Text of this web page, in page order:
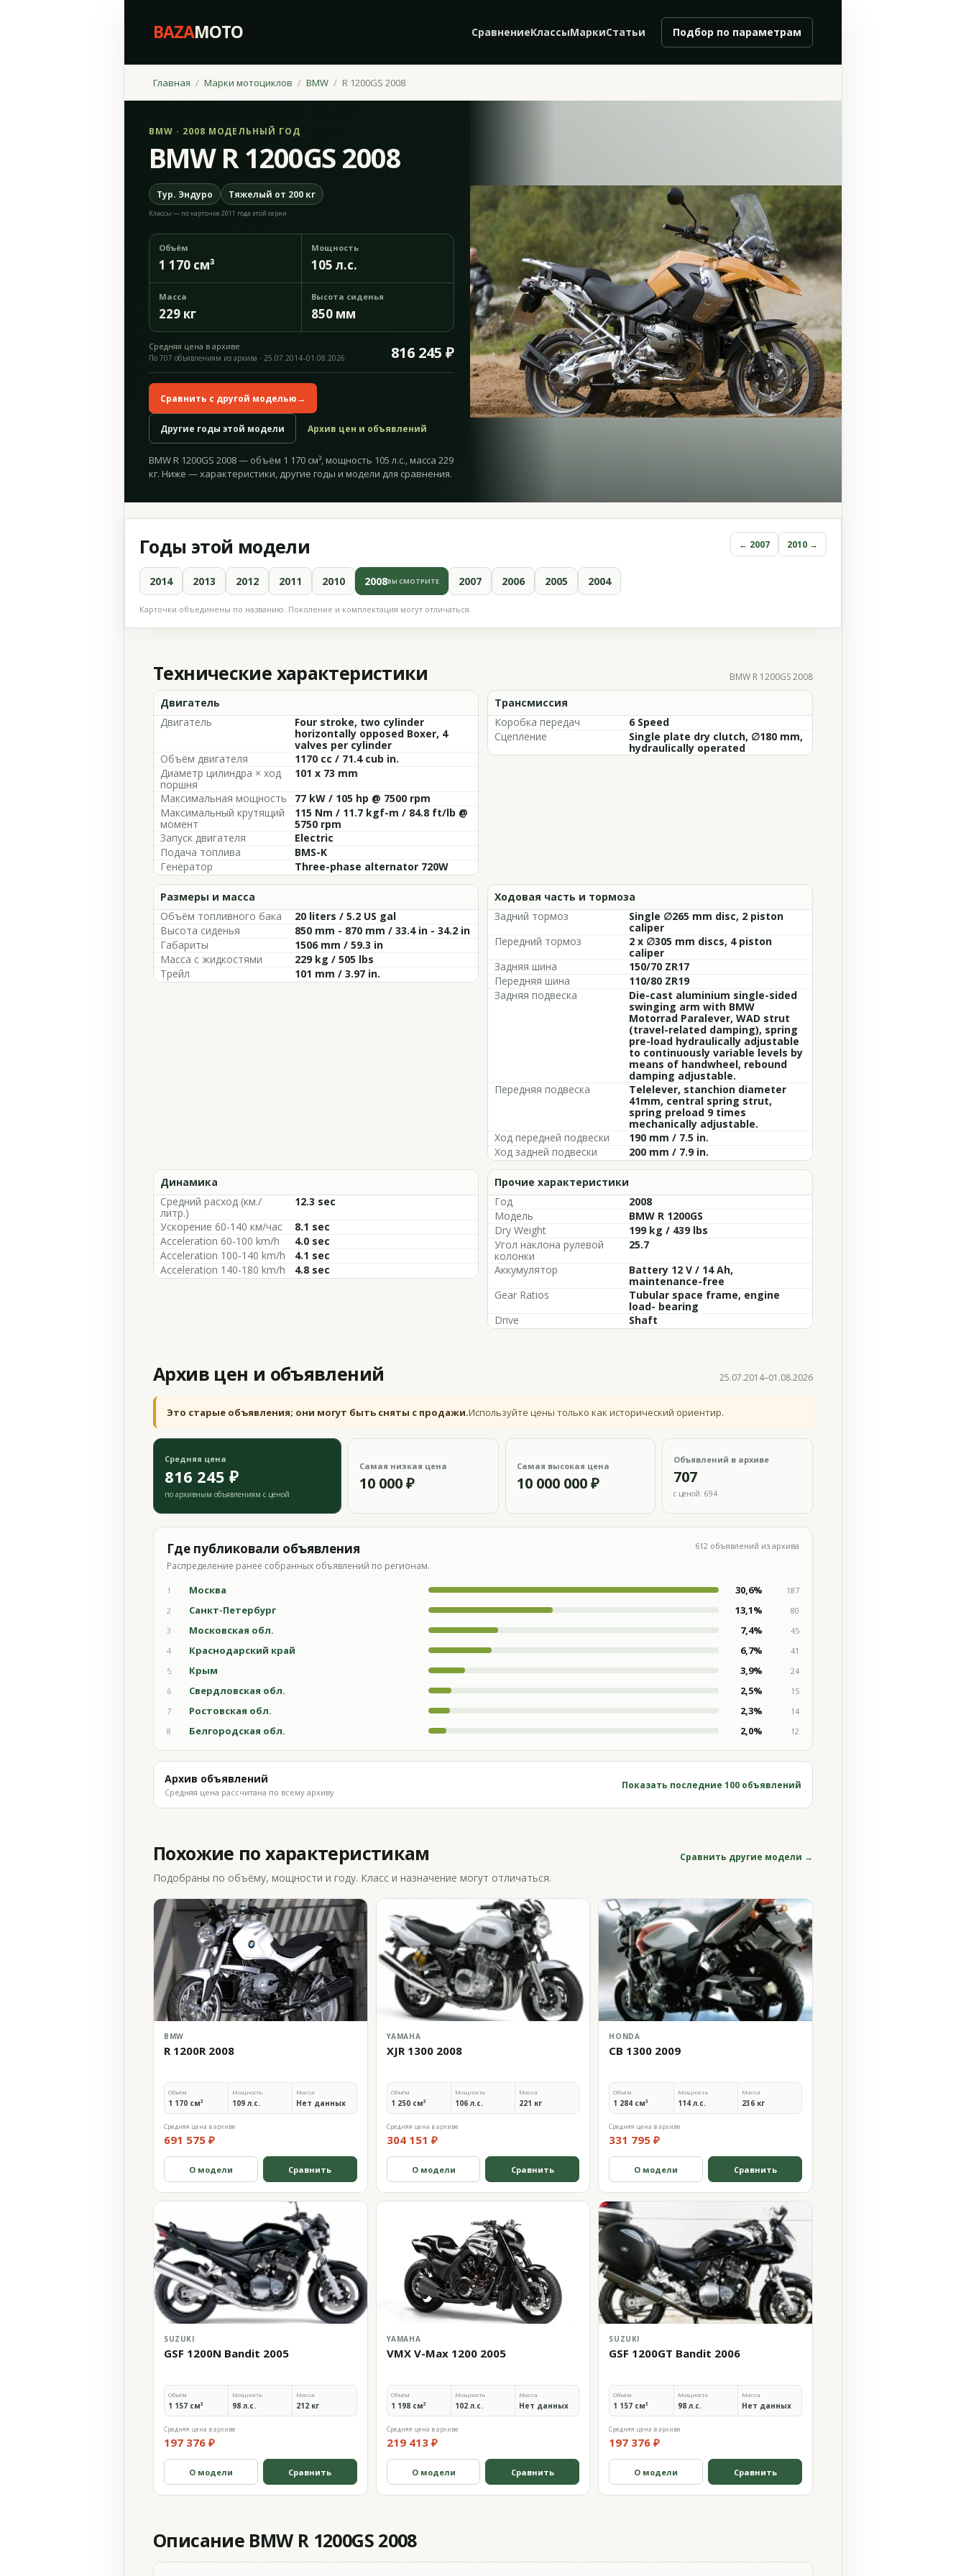
BAZAMOTO СравнениеКлассыМаркиСтатьи Подбор по параметрам
Главная Марки мотоциклов BMW R 1200GS 2008
BMW · 2008 МОДЕЛЬНЫЙ ГОД
BMW R 1200GS 2008
Тур. Эндуро Тяжелый от 200 кг
Классы — по карточке 2011 года этой серии
Объём
1 170 см³
Мощность
105 л.с.
Масса
229 кг
Высота сиденья
850 мм
Средняя цена в архиве 816 245 ₽
По 707 объявлениям из архива · 25.07.2014–01.08.2026
Сравнить с другой моделью→
Другие годы этой модели Архив цен и объявлений
BMW R 1200GS 2008 — объём 1 170 см³, мощность 105 л.с., масса 229
кг. Ниже — характеристики, другие годы и модели для сравнения.
Годы этой модели ← 2007 2010 →
2014 2013 2012 2011 2010 2008ВЫ СМОТРИТЕ 2007 2006 2005 2004
Карточки объединены по названию. Поколение и комплектация могут отличаться.
Технические характеристики BMW R 1200GS 2008
Двигатель
Двигатель
Four stroke, two cylinder
horizontally opposed Boxer, 4
valves per cylinder
Объём двигателя
1170 cc / 71.4 cub in.
Диаметр цилиндра × ход
поршня
101 x 73 mm
Максимальная мощность
77 kW / 105 hp @ 7500 rpm
Максимальный крутящий
момент
115 Nm / 11.7 kgf-m / 84.8 ft/lb @
5750 rpm
Запуск двигателя
Electric
Подача топлива
BMS-K
Генератор
Three-phase alternator 720W
Трансмиссия
Коробка передач
6 Speed
Сцепление
Single plate dry clutch, ∅180 mm,
hydraulically operated
Размеры и масса
Объём топливного бака
20 liters / 5.2 US gal
Высота сиденья
850 mm - 870 mm / 33.4 in - 34.2 in
Габариты
1506 mm / 59.3 in
Масса с жидкостями
229 kg / 505 lbs
Трейл
101 mm / 3.97 in.
Ходовая часть и тормоза
Задний тормоз
Single ∅265 mm disc, 2 piston
caliper
Передний тормоз
2 x ∅305 mm discs, 4 piston
caliper
Задняя шина
150/70 ZR17
Передняя шина
110/80 ZR19
Задняя подвеска
Die-cast aluminium single-sided
swinging arm with BMW
Motorrad Paralever, WAD strut
(travel-related damping), spring
pre-load hydraulically adjustable
to continuously variable levels by
means of handwheel, rebound
damping adjustable.
Передняя подвеска
Telelever, stanchion diameter
41mm, central spring strut,
spring preload 9 times
mechanically adjustable.
Ход передней подвески
190 mm / 7.5 in.
Ход задней подвески
200 mm / 7.9 in.
Динамика
Средний расход (км./
литр.)
12.3 sec
Ускорение 60-140 км/час
8.1 sec
Acceleration 60-100 km/h
4.0 sec
Acceleration 100-140 km/h
4.1 sec
Acceleration 140-180 km/h
4.8 sec
Прочие характеристики
Год
2008
Модель
BMW R 1200GS
Dry Weight
199 kg / 439 lbs
Угол наклона рулевой
колонки
25.7
Аккумулятор
Battery 12 V / 14 Ah,
maintenance-free
Gear Ratios
Tubular space frame, engine
load- bearing
Drive
Shaft
Архив цен и объявлений 25.07.2014–01.08.2026
Это старые объявления; они могут быть сняты с продажи.Используйте цены только как исторический ориентир.
Средняя цена
816 245 ₽
по архивным объявлениям с ценой
Самая низкая цена
10 000 ₽
Самая высокая цена
10 000 000 ₽
Объявлений в архиве
707
с ценой: 694
Где публиковали объявления
Распределение ранее собранных объявлений по регионам.
612 объявлений из архива
1 Москва 30,6%
187
2
Санкт-Петербург 13,1%
80
3
Московская обл. 7,4%
45
4
Краснодарский край 6,7%
41
5
Крым 3,9%
24
6
Свердловская обл. 2,5%
15
7
Ростовская обл. 2,3%
14
8
Белгородская обл. 2,0% 12
Архив объявлений
Средняя цена рассчитана по всему архиву
Показать последние 100 объявлений
Похожие по характеристикам Сравнить другие модели →
Подобраны по объёму, мощности и году. Класс и назначение могут отличаться.
BMW
R 1200R 2008
Объём
1 170 см³
Мощность
109 л.с.
Масса
Нет данных
Средняя цена в архиве
691 575 ₽
О модели Сравнить
YAMAHA
XJR 1300 2008
Объём
1 250 см³
Мощность
106 л.с.
Масса
221 кг
Средняя цена в архиве
304 151 ₽
О модели Сравнить
HONDA
CB 1300 2009
Объём
1 284 см³
Мощность
114 л.с.
Масса
236 кг
Средняя цена в архиве
331 795 ₽
О модели Сравнить
SUZUKI
GSF 1200N Bandit 2005
Объём
1 157 см³
Мощность
98 л.с.
Масса
212 кг
Средняя цена в архиве
197 376 ₽
О модели Сравнить
YAMAHA
VMX V-Max 1200 2005
Объём
1 198 см³
Мощность
102 л.с.
Масса
Нет данных
Средняя цена в архиве
219 413 ₽
О модели Сравнить
SUZUKI
GSF 1200GT Bandit 2006
Объём
1 157 см³
Мощность
98 л.с.
Масса
Нет данных
Средняя цена в архиве
197 376 ₽
О модели Сравнить
Описание BMW R 1200GS 2008